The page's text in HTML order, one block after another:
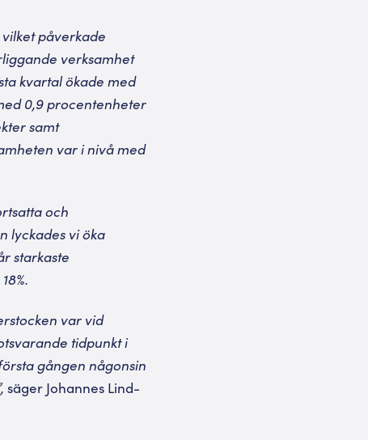
påverkade
verksamhet
kvartal ökade med
0,9 procentenheter
samt
var i nivå med
och
lyckades vi öka
starkaste
var vid
tidpunkt i
gången någonsin
säger Johannes Lind-